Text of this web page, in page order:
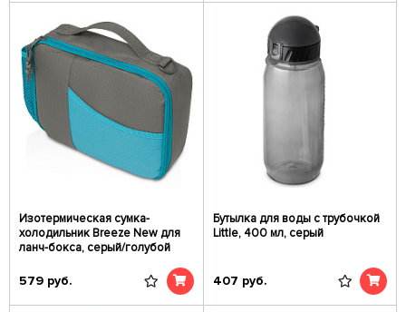
Изотермическая сумка-
холодильник Breeze New для
ланч-бокса, серый/голубой
579 руб.
Бутылка для воды с трубочкой
Little, 400 мл, серый
407 руб.